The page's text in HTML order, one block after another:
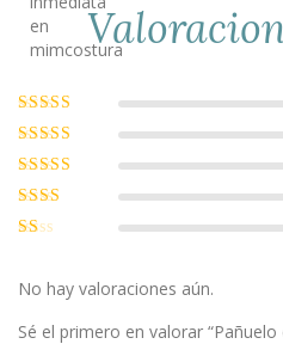
Valorado con
5de 5
Valorado
con4 de 5
Valorado
con3de
5
Valorado
con2
1
No hay valoraciones aún.
Sé el primero en valorar